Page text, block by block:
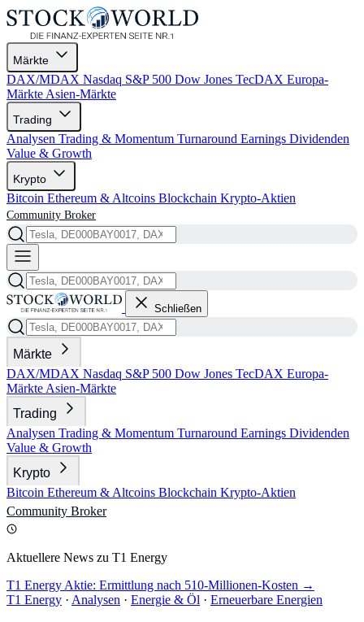
Märkte
DAX/MDAX Nasdaq S&P 500 Dow Jones TecDAX Europa-
Märkte Asien-Märkte
Trading
Analysen Trading & Momentum Turnaround Earnings Dividenden
Value & Growth
Krypto
Bitcoin Ethereum & Altcoins Blockchain Krypto-Aktien
Community Broker
Schließen
Märkte
DAX/MDAX Nasdaq S&P 500 Dow Jones TecDAX Europa-
Märkte Asien-Märkte
Trading
Analysen Trading & Momentum Turnaround Earnings Dividenden
Value & Growth
Krypto
Bitcoin Ethereum & Altcoins Blockchain Krypto-Aktien
Community Broker
Aktuellere News zu T1 Energy
T1 Energy Aktie: Ermittlung nach 510-Millionen-Kosten →
T1 Energy · Analysen · Energie & Öl · Erneuerbare Energien